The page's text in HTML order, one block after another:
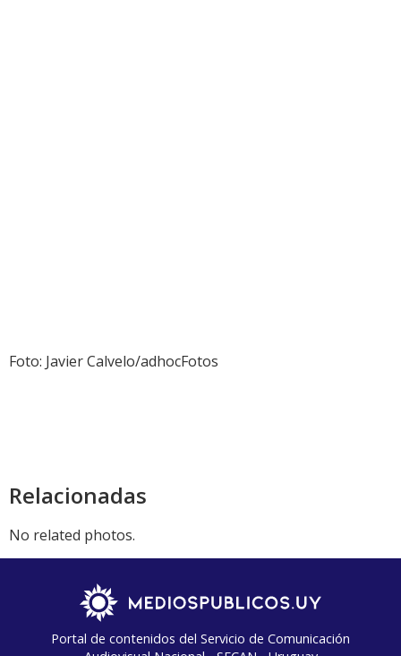
Foto: Javier Calvelo/adhocFotos
Relacionadas
No related photos.
Portal de contenidos del Servicio de Comunicación